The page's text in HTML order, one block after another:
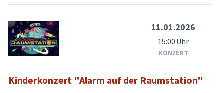
11.01.2026
15:00 Uhr
KONZERT
Kinderkonzert "Alarm auf der Raumstation"